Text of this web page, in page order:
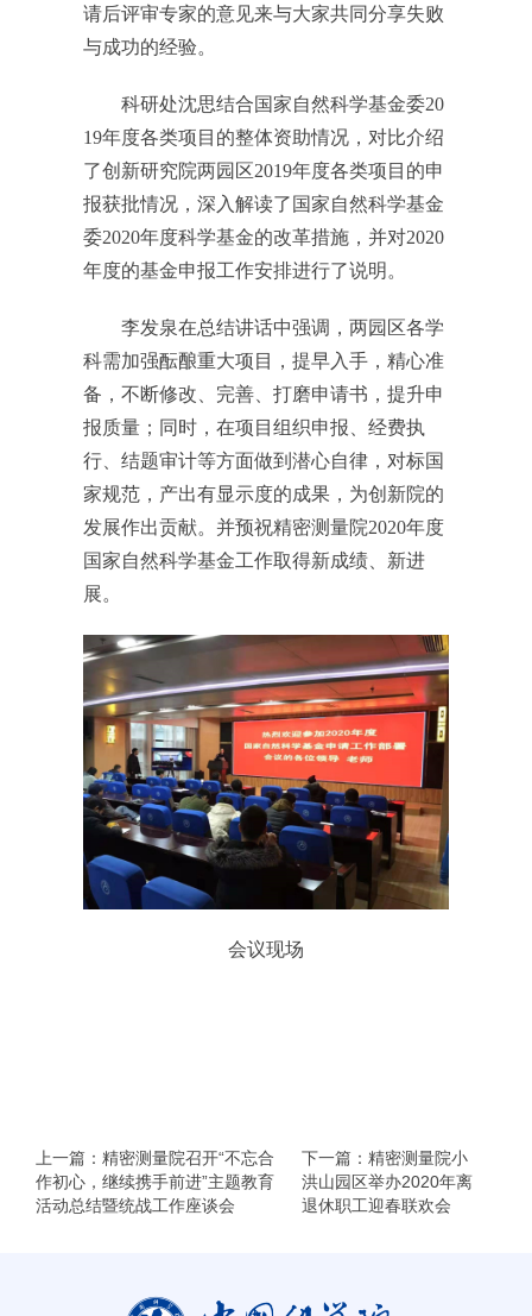
请后评审专家的意见来与大家共同分享失败
与成功的经验。
科研处沈思结合国家自然科学基金委20
19年度各类项目的整体资助情况，对比介绍
了创新研究院两园区2019年度各类项目的申
报获批情况，深入解读了国家自然科学基金
委2020年度科学基金的改革措施，并对2020
年度的基金申报工作安排进行了说明。
李发泉在总结讲话中强调，两园区各学
科需加强酝酿重大项目，提早入手，精心准
备，不断修改、完善、打磨申请书，提升申
报质量；同时，在项目组织申报、经费执
行、结题审计等方面做到潜心自律，对标国
家规范，产出有显示度的成果，为创新院的
发展作出贡献。并预祝精密测量院2020年度
国家自然科学基金工作取得新成绩、新进
展。
会议现场
上一篇：精密测量院召开“不忘合
作初心，继续携手前进”主题教育
活动总结暨统战工作座谈会
下一篇：精密测量院小
洪山园区举办2020年离
退休职工迎春联欢会